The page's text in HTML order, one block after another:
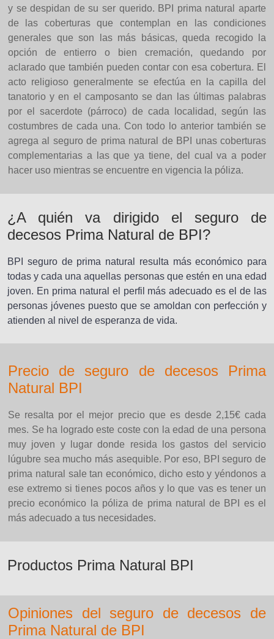
y se despidan de su ser querido. BPI prima natural aparte
de las coberturas que contemplan en las condiciones
generales que son las más básicas, queda recogido la
opción de entierro o bien cremación, quedando por
aclarado que también pueden contar con esa cobertura. El
acto religioso generalmente se efectúa en la capilla del
tanatorio y en el camposanto se dan las últimas palabras
por el sacerdote (párroco) de cada localidad, según las
costumbres de cada una. Con todo lo anterior también se
agrega al seguro de prima natural de BPI unas coberturas
complementarias a las que ya tiene, del cual va a poder
hacer uso mientras se encuentre en vigencia la póliza.
¿A quién va dirigido el seguro de
decesos Prima Natural de BPI?
BPI seguro de prima natural resulta más económico para
todas y cada una aquellas personas que estén en una edad
joven. En prima natural el perfil más adecuado es el de las
personas jóvenes puesto que se amoldan con perfección y
atienden al nivel de esperanza de vida.
Precio de seguro de decesos Prima
Natural BPI
Se resalta por el mejor precio que es desde 2,15€ cada
mes. Se ha logrado este coste con la edad de una persona
muy joven y lugar donde resida los gastos del servicio
lúgubre sea mucho más asequible. Por eso, BPI seguro de
prima natural sale tan económico, dicho esto y yéndonos a
ese extremo si tienes pocos años y lo que vas es tener un
precio económico la póliza de prima natural de BPI es el
más adecuado a tus necesidades.
Productos Prima Natural BPI
Opiniones del seguro de decesos de
Prima Natural de BPI